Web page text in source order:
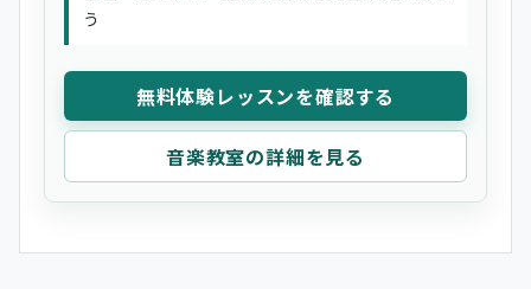
う
無料体験レッスンを確認する
音楽教室の詳細を見る